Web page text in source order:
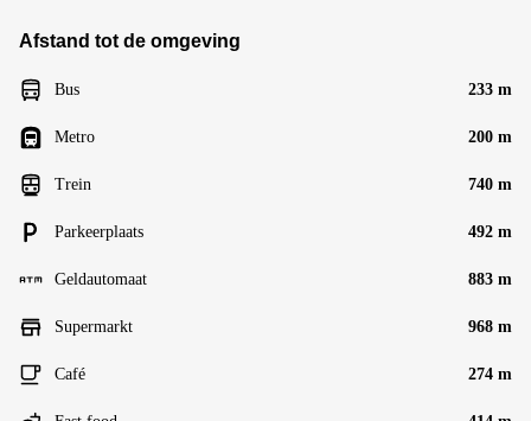
Afstand tot de omgeving
Bus 233 m
Metro 200 m
Trein 740 m
Parkeerplaats 492 m
Geldautomaat 883 m
Supermarkt 968 m
Café 274 m